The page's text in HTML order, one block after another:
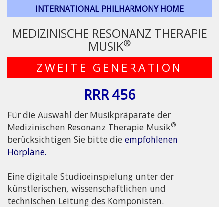
INTERNATIONAL PHILHARMONY HOME
MEDIZINISCHE RESONANZ THERAPIE
MUSIK®
ZWEITE GENERATION
RRR 456
Für die Auswahl der Musikpräparate der
Medizinischen Resonanz Therapie Musik®
berücksichtigen Sie bitte die empfohlenen
Hörpläne.
Eine digitale Studioeinspielung unter der
künstlerischen, wissenschaftlichen und
technischen Leitung des Komponisten.